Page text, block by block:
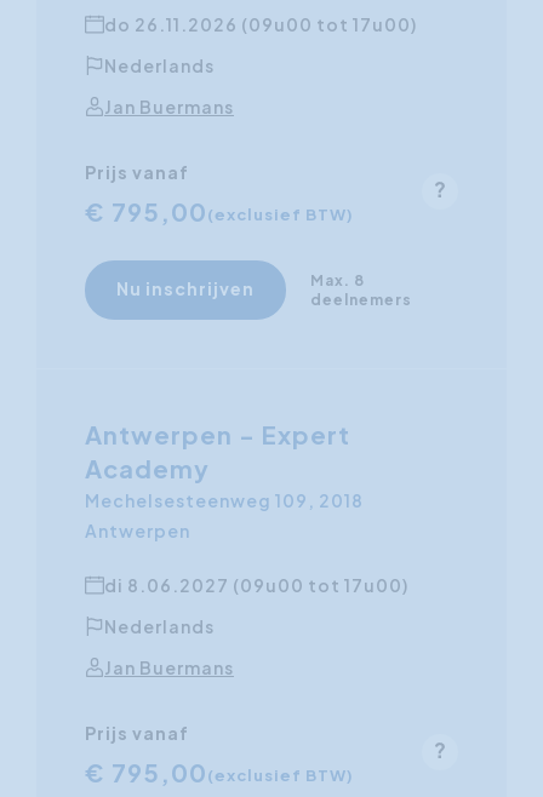
do 26.11.2026 (09u00 tot 17u00)
Nederlands
Jan Buermans
Prijs vanaf
€ 795,00(exclusief BTW)
Nu inschrijven
Max. 8
deelnemers
Antwerpen - Expert
Academy
Mechelsesteenweg 109, 2018
Antwerpen
di 8.06.2027 (09u00 tot 17u00)
Nederlands
Jan Buermans
Prijs vanaf
€ 795,00(exclusief BTW)